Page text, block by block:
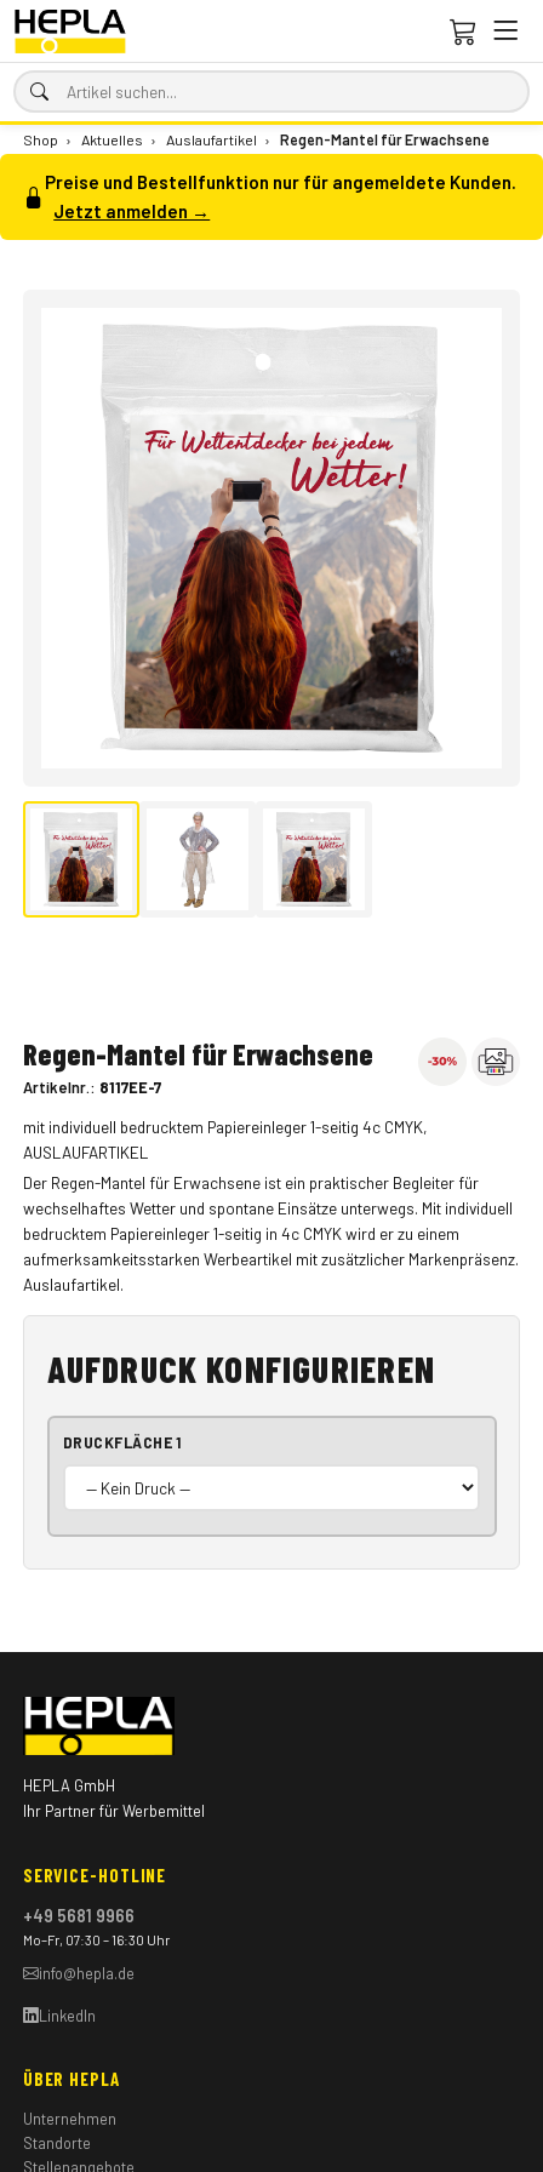
Shop › Aktuelles › Auslaufartikel › Regen-Mantel für Erwachsene
Preise und Bestellfunktion nur für angemeldete Kunden.
Jetzt anmelden →
Regen-Mantel für Erwachsene
Artikelnr.: 8117EE-7
mit individuell bedrucktem Papiereinleger 1-seitig 4c CMYK,
AUSLAUFARTIKEL
Der Regen-Mantel für Erwachsene ist ein praktischer Begleiter für
wechselhaftes Wetter und spontane Einsätze unterwegs. Mit individuell
bedrucktem Papiereinleger 1-seitig in 4c CMYK wird er zu einem
aufmerksamkeitsstarken Werbeartikel mit zusätzlicher Markenpräsenz.
Auslaufartikel.
AUFDRUCK KONFIGURIEREN
DRUCKFLÄCHE 1
HEPLA GmbH
Ihr Partner für Werbemittel
SERVICE-HOTLINE
+49 5681 9966
Mo–Fr, 07:30 – 16:30 Uhr
info@hepla.de
LinkedIn
ÜBER HEPLA
Unternehmen
Standorte
Stellenangebote